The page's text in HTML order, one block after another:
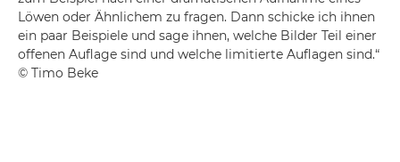
Löwen oder Ähnlichem zu fragen. Dann schicke ich ihnen
ein paar Beispiele und sage ihnen, welche Bilder Teil einer
offenen Auflage sind und welche limitierte Auflagen sind.“
© Timo Beke